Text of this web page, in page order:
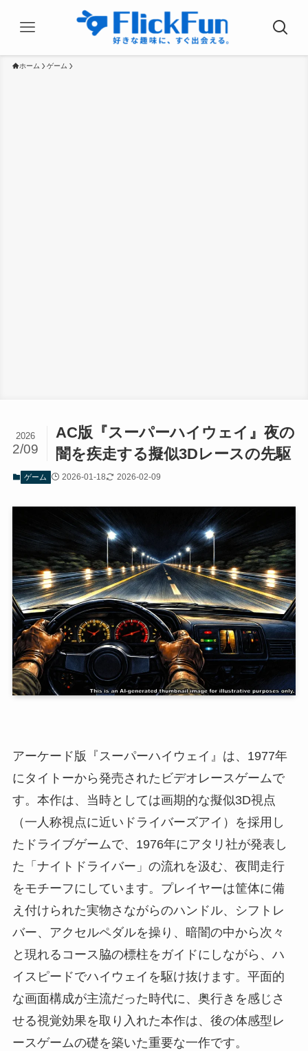
ホーム ゲーム
AC版『スーパーハイウェイ』夜の
闇を疾走する擬似3Dレースの先駆
2026
2/09
ゲーム 2026-01-18 2026-02-09
アーケード版『スーパーハイウェイ』は、1977年
にタイトーから発売されたビデオレースゲームで
す。本作は、当時としては画期的な擬似3D視点
（一人称視点に近いドライバーズアイ）を採用し
たドライブゲームで、1976年にアタリ社が発表し
た「ナイトドライバー」の流れを汲む、夜間走行
をモチーフにしています。プレイヤーは筐体に備
え付けられた実物さながらのハンドル、シフトレ
バー、アクセルペダルを操り、暗闇の中から次々
と現れるコース脇の標柱をガイドにしながら、ハ
イスピードでハイウェイを駆け抜けます。平面的
な画面構成が主流だった時代に、奥行きを感じさ
せる視覚効果を取り入れた本作は、後の体感型レ
ースゲームの礎を築いた重要な一作です。